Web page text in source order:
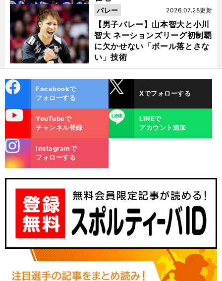
へ
【男子バレー】山本智大と小川
智大 ネーションズリーグ初制覇
に欠かせない「ボール落とさな
い」技術
2026.07.28更新
バレー
ok
Facebookで
フォローする
Xでフォローする
YouTubeで
チャンネル登録
LINE
LINEで
アカウント追加
m
Instagramで
フォローする